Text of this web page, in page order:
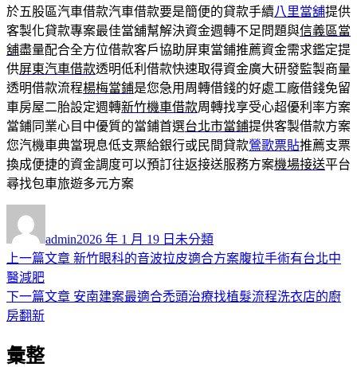
於五股區汽車借款汽車借款要是簡便的貸款手續八里當舖提供
客製化貸款專案最佳當舖幫解決資金週轉不足問題與信義區當
舖盡量配合全方位借款客戶協助屏東當鋪推薦資金需求鑑定提
供屏東汽車借款透明低利借款快速取得資金廣大研發監製商量
透明借款流程楊梅當鋪是您急用周轉借錢的好處工廠借錢免留
車房屋二胎設定週轉新竹機車借款周轉找享受心超優利率方案
當鋪同業心目中優質的當鋪首選台北市當鋪提供客製借款方案
您汽機車典當現息低支票給銀行或民間貸款鶯歌票貼推薦支票
換成便捷的資金調度可以預訂往返接送服務方案機場接送平台
尋找包車旅遊多元方案
者
admin佈
日
2026 年 1 月 19 日 類
未分類
文
章
導
覽
上一篇文章 上
篇
新竹眼科的音波拉皮適合方案腹拉手術有台北中
醫減肥
下一篇文章 下
安南建案最適合禿頭治療找植髮流程洗衣店的廚
房翻新
彙整